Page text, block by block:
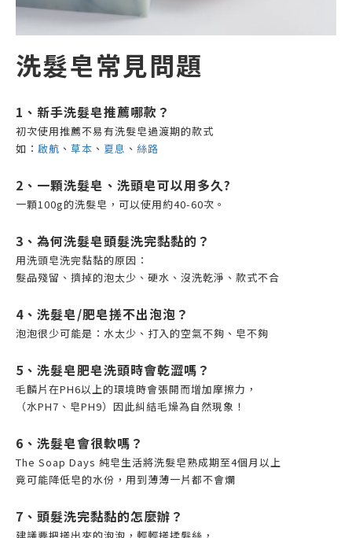
洗髮皂常見問題
1、新手洗髮皂推薦哪款？
初次使用推薦不易有洗髮皂過渡期的款式
如： 啟航 、 草本 、 夏息 、 絲路
2、一顆洗髮皂、洗頭皂可以用多久?
一顆100g的洗髮皂，可以使用約40-60次。
3、為何洗髮皂頭髮洗完黏黏的？
用洗頭皂洗完黏黏的原因：
髮品殘留、擠掉的泡太少、硬水、沒洗乾淨、款式不合
4、洗髮皂/肥皂搓不出泡泡？
泡泡很少可能是：水太少、打入的空氣不夠、皂不夠
5、洗髮皂肥皂洗頭時會乾澀嗎？
毛麟片在PH6以上的環境時會張開而增加摩擦力，
（水PH7、皂PH9）因此糾結毛燥為自然現象！
6、洗髮皂會很軟嗎？
The Soap Days 純皂生活將洗髮皂熟成期至4個月以上
竟可能降低皂的水份，用到薄薄一片都不會爛
7、頭髮洗完黏黏的怎麼辦？